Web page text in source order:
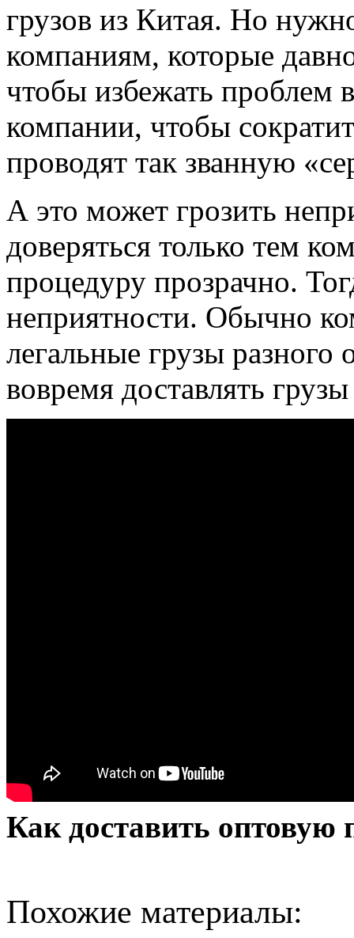
грузов из Китая. Но
компаниям, которые
чтобы избежать проблем
компании, чтобы
проводят так званную
А это может грозить
доверяться только тем
процедуру прозрачно.
неприятности. Обычно
легальные грузы
вовремя доставлять
Как доставить оптовую
Похожие материалы: